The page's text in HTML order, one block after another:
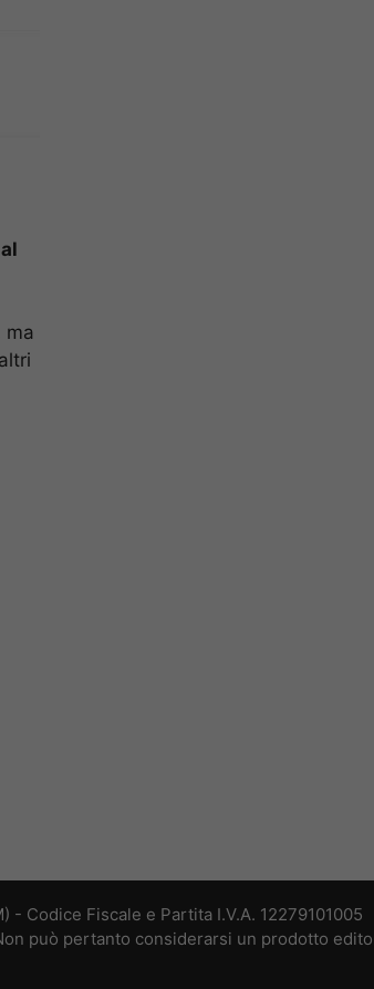
ma
- Codice Fiscale e Partita I.V.A. 12279101005
può pertanto considerarsi un prodotto